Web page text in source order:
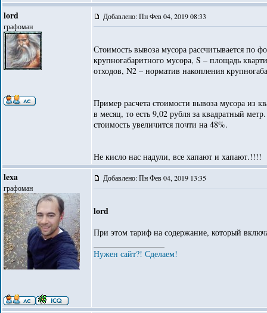
lord
графоман
Добавлено: Пн Фев 04, 2019 08:33
Стоимость вывоза мусора рассчитывается по
крупногабаритного мусора, S – площадь
отходов, N2 – норматив накопления
Пример расчета стоимости вывоза мусора из
в месяц, то есть 9,02 рубля за квадратный
стоимость увеличится почти на 48%.
Не кисло нас надули, все хапают и хапают.!!!!
lexa
графоман
Добавлено: Пн Фев 04, 2019 13:35
lord
При этом тариф на содержание, который
Нужен сайт?! Сделаем!